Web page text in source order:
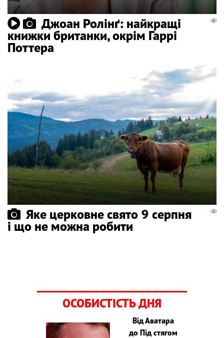
Джоан Ролінґ: найкращі
книжки британки, окрім Гаррі
Поттера
Яке церковне свято 9 серпня
і що не можна робити
ОСОБИСТІСТЬ ДНЯ
Від Аватара
до Під стягом